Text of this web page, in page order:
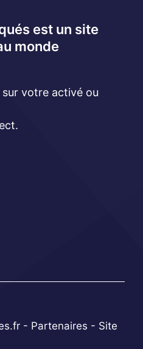
est un site
monde
votre activé ou
- Partenaires - Site